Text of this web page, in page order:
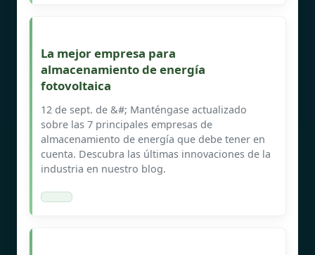
La mejor empresa para
almacenamiento de energía
fotovoltaica
12 de sept. de &#; Manténgase actualizado
sobre las 7 principales empresas de
almacenamiento de energía que debe tener en
cuenta. Descubra las últimas innovaciones de la
industria en nuestro blog.